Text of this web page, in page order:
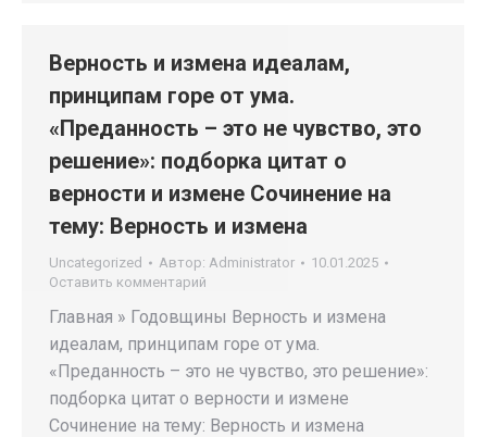
Верность и измена идеалам,
принципам горе от ума.
«Преданность – это не чувство, это
решение»: подборка цитат о
верности и измене Сочинение на
тему: Верность и измена
Uncategorized Автор: Administrator
10.01.2025
Оставить комментарий
Главная » Годовщины Верность и измена
идеалам, принципам горе от ума.
«Преданность – это не чувство, это решение»:
подборка цитат о верности и измене
Сочинение на тему: Верность и измена